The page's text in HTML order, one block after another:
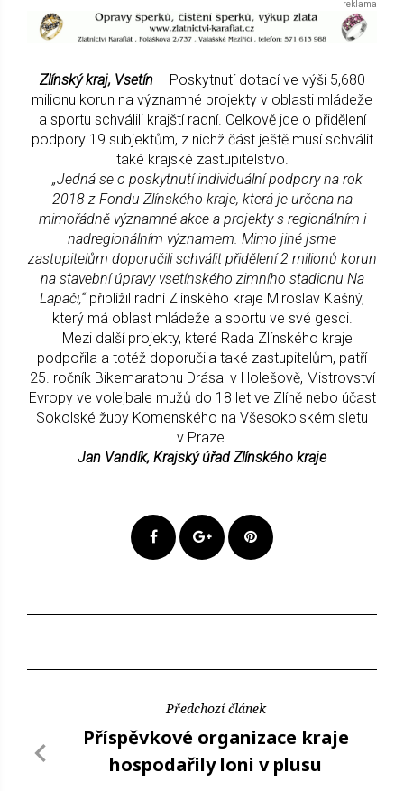
Zlínský kraj, Vsetín– Poskytnutí dotací ve výši 5,680
milionu korun na významné projekty v oblasti mládeže
a sportu schválili krajští radní. Celkově jde o přidělení
podpory 19 subjektům, z nichž část ještě musí schválit
také krajské zastupitelstvo.
„Jedná se o poskytnutí individuální podpory na rok
2018 z Fondu Zlínského kraje, která je určena na
mimořádně významné akce a projekty s regionálním i
nadregionálním významem. Mimo jiné jsme
zastupitelům doporučili schválit přidělení 2 milionů korun
na stavební úpravy vsetínského zimního stadionu Na
Lapači,“přiblížil radní Zlínského kraje Miroslav Kašný,
který má oblast mládeže a sportu ve své gesci.
Mezi další projekty, které Rada Zlínského kraje
podpořila a totéž doporučila také zastupitelům, patří
25. ročník Bikemaratonu Drásal v Holešově, Mistrovství
Evropy ve volejbale mužů do 18 let ve Zlíně nebo účast
Sokolské župy Komenského na Všesokolském sletu
v Praze.
Jan Vandík, Krajský úřad Zlínského kraje
Předchozí článek
Příspěvkové organizace kraje
hospodařily loni v plusu